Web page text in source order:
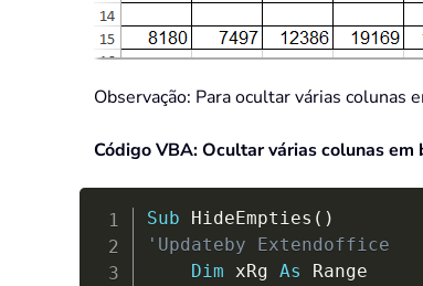
Observação: Para ocultar várias colunas
Código VBA: Ocultar várias colunas
Sub HideEmpties ( )
'Updateby Extendoffice
Dim xRg As Range